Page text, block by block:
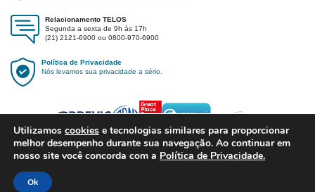
Relacionamento TELOS
Segunda a sexta de 9h às 17h
(21) 2121-6900 ou 0800-970-6900
Política de Privacidade
Nós levamos sua privacidade a sério.
Utilizamos cookies e tecnologias similares para proporcionar
melhor desempenho durante sua navegação. Ao continuar em
nosso site você concorda com a Política de Privacidade.
Ok